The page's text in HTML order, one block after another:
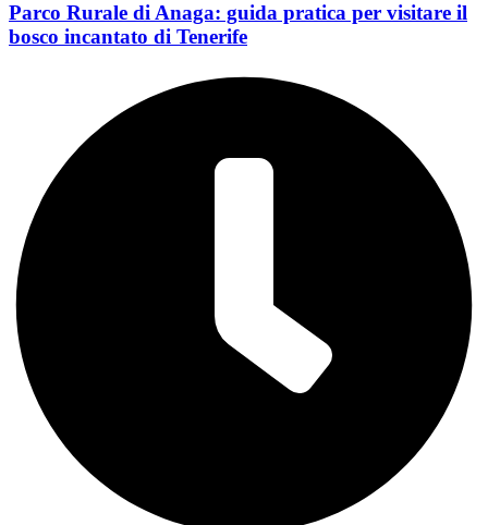
Parco Rurale di Anaga: guida pratica per visitare il
bosco incantato di Tenerife